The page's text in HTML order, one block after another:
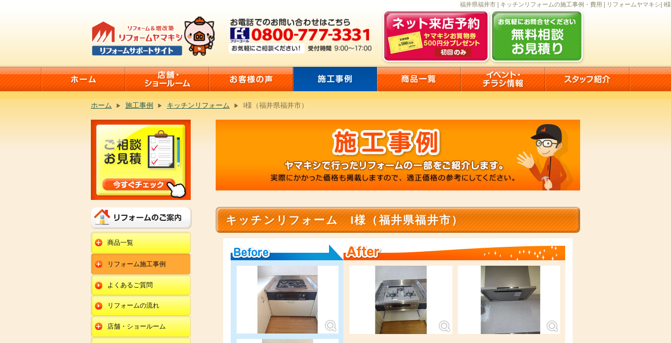
福井県福井市 | キッチンリフォームの施工事例・費用 | リフォームヤマキシ| I様
ホーム 施工事例 キッチンリフォーム I様（福井県福井市）
キッチンリフォーム I様（福井県福井市）
商品一覧
水回りリフォーム
キッチンリフォーム
ユニットバスリフォー
ム
トイレリフォーム
洗面化粧台リフォー
ム
オール電化セット
エコキュート
給湯器
エクステリア
外壁塗装
内装リフォーム
リフォーム施工事例
キッチン
ユニットバス
トイレ
洗面化粧台
よくあるご質問
リフォームの流れ
店舗・ショールーム
田鶴浜店